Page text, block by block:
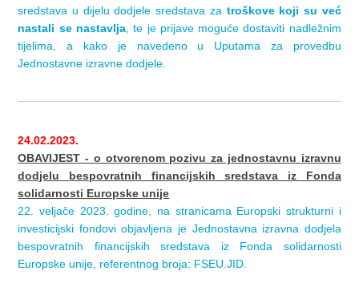
sredstava u dijelu dodjele sredstava za troškove koji su već
nastali se nastavlja, te je prijave moguće dostaviti nadležnim
tijelima, a kako je navedeno u Uputama za provedbu
Jednostavne izravne dodjele.
24.02.2023.
OBAVIJEST - o otvorenom pozivu za jednostavnu izravnu
dodjelu bespovratnih financijskih sredstava iz Fonda
solidarnosti Europske unije
22. veljače 2023. godine, na stranicama Europski strukturni i
investicijski fondovi objavljena je Jednostavna izravna dodjela
bespovratnih financijskih sredstava iz Fonda solidarnosti
Europske unije, referentnog broja: FSEU.JID.